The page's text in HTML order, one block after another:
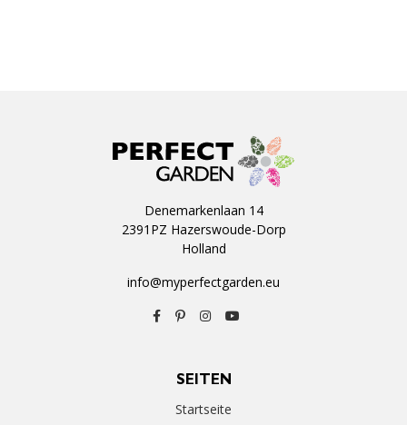
Denemarkenlaan 14
2391PZ Hazerswoude-Dorp
Holland
info@myperfectgarden.eu
SEITEN
Startseite